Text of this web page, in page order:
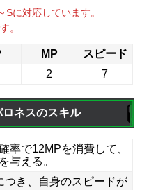
に対応しています。
。
MP
スピード
2 7
ロネスのスキル
率で12MPを消費して、
与える。
つき、自身のスピードが